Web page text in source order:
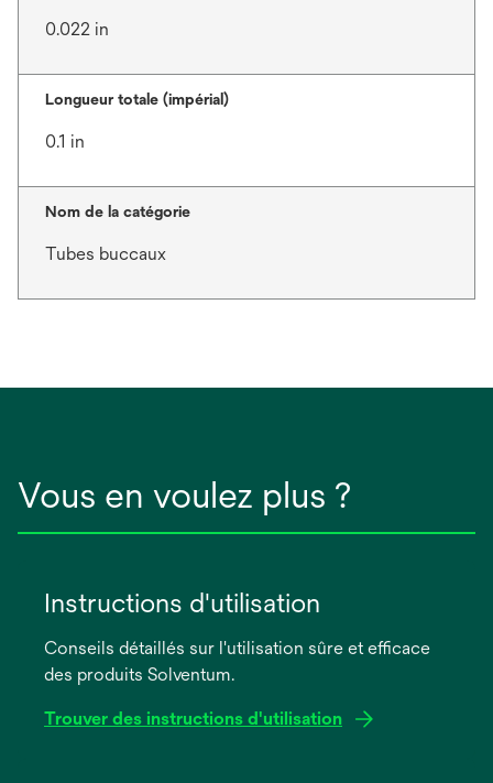
0.022 in
Longueur totale (impérial)
0.1 in
Nom de la catégorie
Tubes buccaux
Vous en voulez plus ?
Instructions d'utilisation
Conseils détaillés sur l'utilisation sûre et efficace
des produits Solventum.
Trouver des instructions d'utilisation